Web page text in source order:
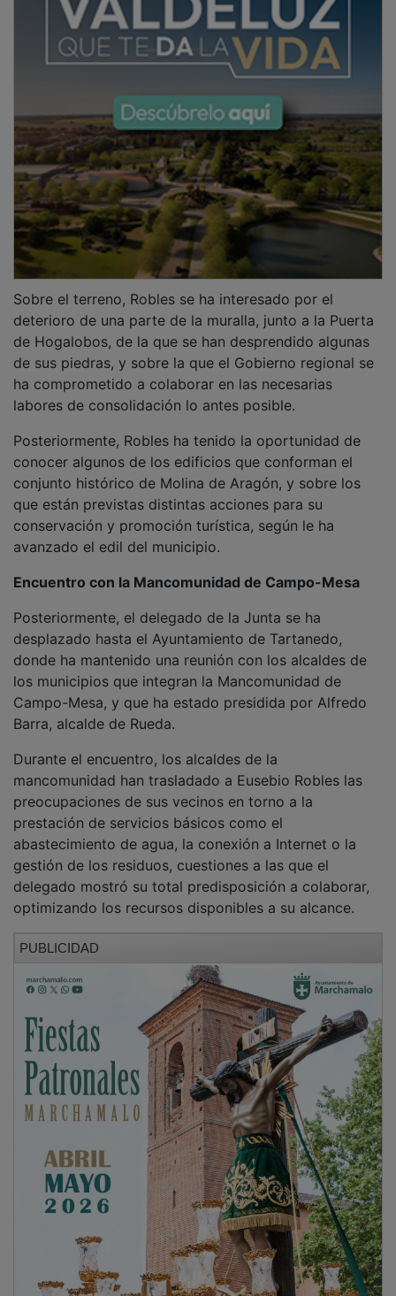
Sobre el terreno, Robles se ha interesado por el
deterioro de una parte de la muralla, junto a la Puerta
de Hogalobos, de la que se han desprendido algunas
de sus piedras, y sobre la que el Gobierno regional se
ha comprometido a colaborar en las necesarias
labores de consolidación lo antes posible.
Posteriormente, Robles ha tenido la oportunidad de
conocer algunos de los edificios que conforman el
conjunto histórico de Molina de Aragón, y sobre los
que están previstas distintas acciones para su
conservación y promoción turística, según le ha
avanzado el edil del municipio.
Encuentro con la Mancomunidad de Campo-Mesa
Posteriormente, el delegado de la Junta se ha
desplazado hasta el Ayuntamiento de Tartanedo,
donde ha mantenido una reunión con los alcaldes de
los municipios que integran la Mancomunidad de
Campo-Mesa, y que ha estado presidida por Alfredo
Barra, alcalde de Rueda.
Durante el encuentro, los alcaldes de la
mancomunidad han trasladado a Eusebio Robles las
preocupaciones de sus vecinos en torno a la
prestación de servicios básicos como el
abastecimiento de agua, la conexión a Internet o la
gestión de los residuos, cuestiones a las que el
delegado mostró su total predisposición a colaborar,
optimizando los recursos disponibles a su alcance.
PUBLICIDAD